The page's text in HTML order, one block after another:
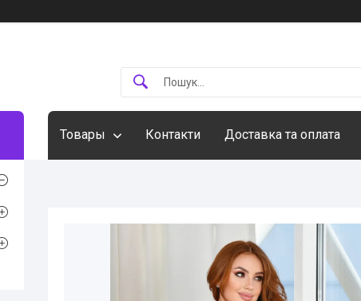
Товары Контакти Доставка та оплата